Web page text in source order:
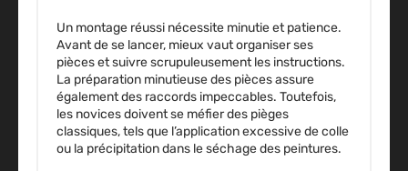
Un montage réussi nécessite minutie et patience.
Avant de se lancer, mieux vaut organiser ses
pièces et suivre scrupuleusement les instructions.
La préparation minutieuse des pièces assure
également des raccords impeccables. Toutefois,
les novices doivent se méfier des pièges
classiques, tels que l’application excessive de colle
ou la précipitation dans le séchage des peintures.